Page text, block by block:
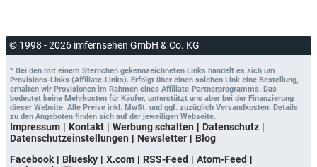
© 1998 - 2026 imfernsehen GmbH & Co. KG
* Bei den mit einem Sternchen gekennzeichneten Links handelt es sich um
Provisions-Links (Affiliate-Links). Erfolgt über einen solchen Link eine Bestellung,
erhalten wir Provisionen im Rahmen eines Affiliate-Partnerprogramms. Das
bedeutet keine Mehrkosten für Käufer, unterstützt uns aber bei der Finanzierung
dieser Website. Alle Preise inkl. MwSt. und ggf. zuzüglich Versandkosten. Details
zu den Angeboten finden sich auf der jeweiligen Webseite.
Impressum Kontakt Werbung schalten
Datenschutz
Datenschutzeinstellungen
Newsletter
Blog
Facebook
Bluesky X.com RSS-Feed
Atom-Feed